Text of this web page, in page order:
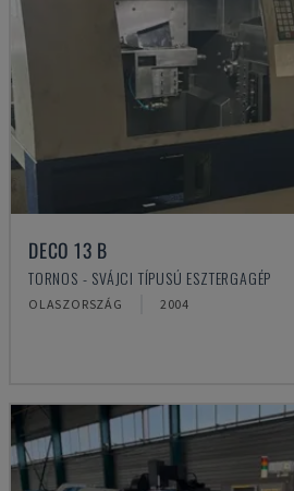
DECO 13 B
TORNOS - SVÁJCI TÍPUSÚ ESZTERGAGÉP
OLASZORSZÁG 2004